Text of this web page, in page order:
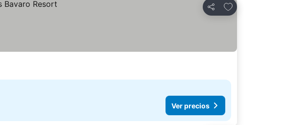
Compartir
Añadir a favoritos
Ver precios